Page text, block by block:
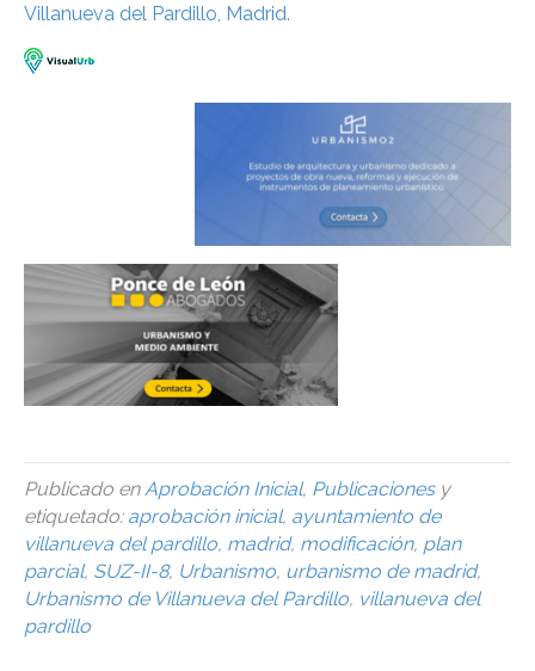
Villanueva del Pardillo, Madrid.
Publicado enAprobación Inicial, Publicacionesy
etiquetado: aprobación inicial, ayuntamiento de
villanueva del pardillo, madrid, modificación, plan
parcial, SUZ-II-8, Urbanismo, urbanismo de madrid,
Urbanismo de Villanueva del Pardillo, villanueva del
pardillo